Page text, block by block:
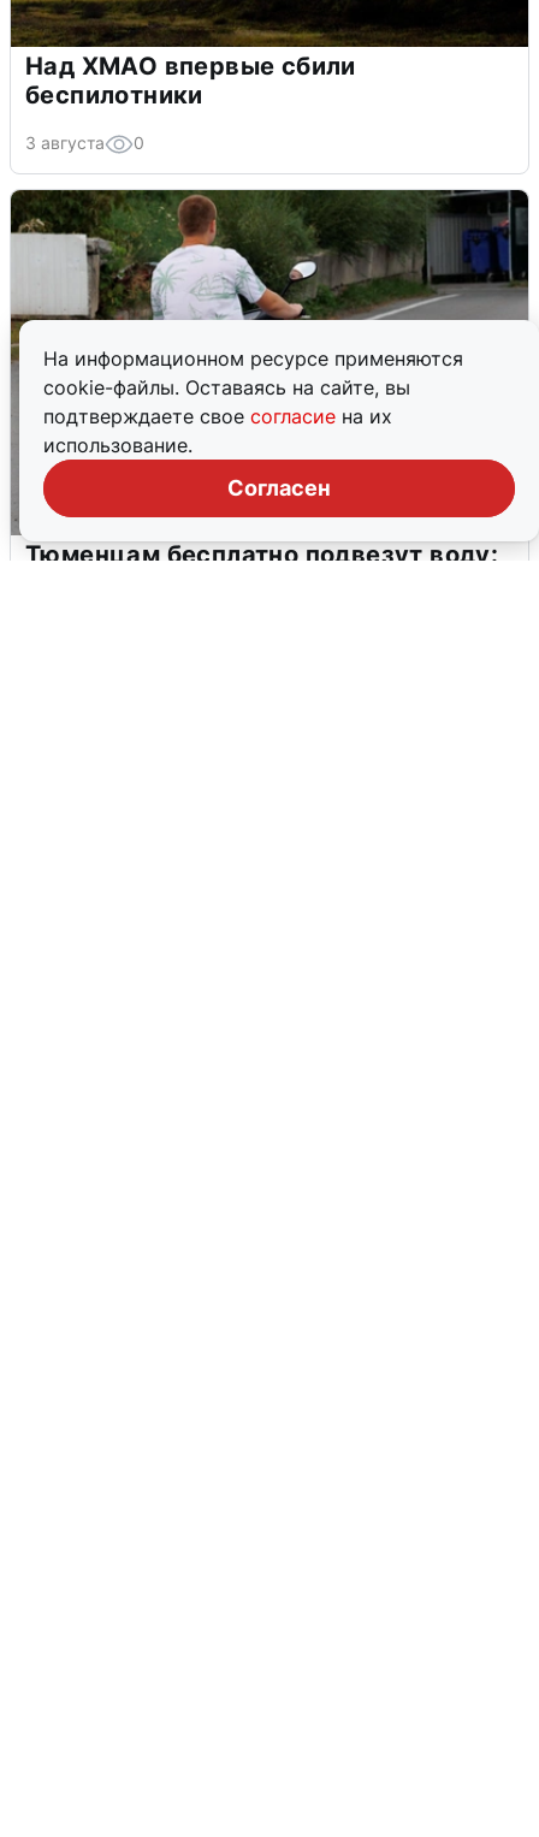
На информационном ресурсе применяются
cookie-файлы. Оставаясь на сайте, вы
подтверждаете свое согласие на их
использование.
Согласен
Над ХМАО впервые сбили
беспилотники
3 августа 0
Тюменцам бесплатно подвезут воду: